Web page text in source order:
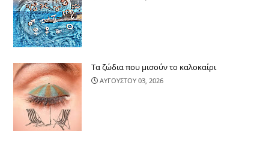
Τα ζώδια που μισούν το καλοκαίρι
ΑΥΓΟΥΣΤΟΥ 03, 2026